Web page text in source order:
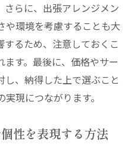
心を豊かにするアレン
トがもたらす心の癒し
はのデザインの特徴
さらに、出張アレンジメン
や環境を考慮することも大
るため、注意しておくこ
ます。最後に、価格やサー
し、納得した上で選ぶこと
現につながります。
性を表現する方法